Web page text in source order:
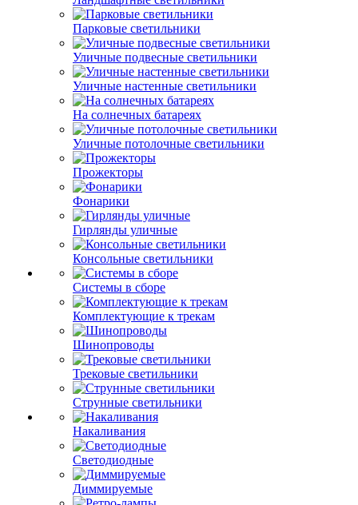
Парковые светильники
Уличные подвесные светильники
Уличные настенные светильники
На солнечных батареях
Уличные потолочные светильники
Прожекторы
Фонарики
Гирлянды уличные
Консольные светильники
Системы в сборе
Комплектующие к трекам
Шинопроводы
Трековые светильники
Струнные светильники
Накаливания
Светодиодные
Диммируемые